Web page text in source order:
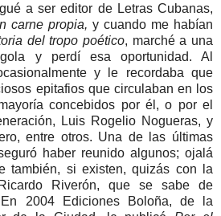
a ser editor de Letras Cubanas,
carne propia, y cuando me habían
del tropo poético, marché a una
y perdí esa oportunidad. Al
y le recordaba que
epitafios que circulaban en los
concebidos por él, o por el
Luis Rogelio Nogueras, y
entre otros. Una de las últimas
haber reunido algunos; ojalá
también, si existen, quizás con la
Riverón, que se sabe de
2004 Ediciones Boloña, de la